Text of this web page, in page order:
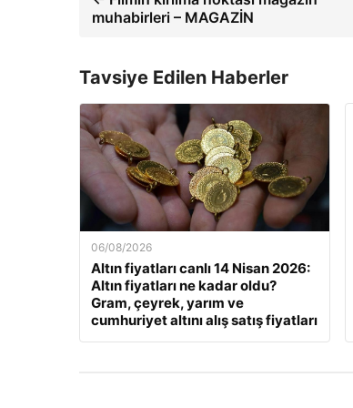
muhabirleri – MAGAZİN
Tavsiye Edilen Haberler
06/08/2026
Altın fiyatları canlı 14 Nisan 2026:
Altın fiyatları ne kadar oldu?
Gram, çeyrek, yarım ve
cumhuriyet altını alış satış fiyatları